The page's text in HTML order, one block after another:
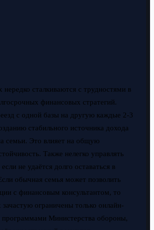
сталкиваются с трудностями в
финансовых стратегий.
с одной базы на другую каждые 2-3
стабильного источника дохода
семьи. Это влияет на общую
Также нелегко управлять
не удаётся долго оставаться в
обычная семья может позволить
с финансовым консультантом, то
ограничены только онлайн-
программами Министерства обороны,